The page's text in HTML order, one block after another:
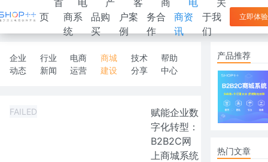
首
页
电
商系
统
产
品购
买
客
户案
例
商
务合
作
电
商资
讯
关
于我
们
立即体验
企业
动态
行业
新闻
电商
运营
商城
建设
技术
分享
帮助
中心
FAILED
赋能企业数
字化转型：
B2B2C网
上商城系统
产品推荐
热门文章